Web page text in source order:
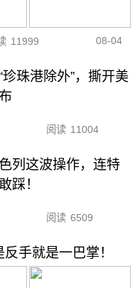
11999 08-04
珠港除外”，撕开美
阅读 11004
列这波操作，连特
踩！
阅读 6509
手就是一巴掌！